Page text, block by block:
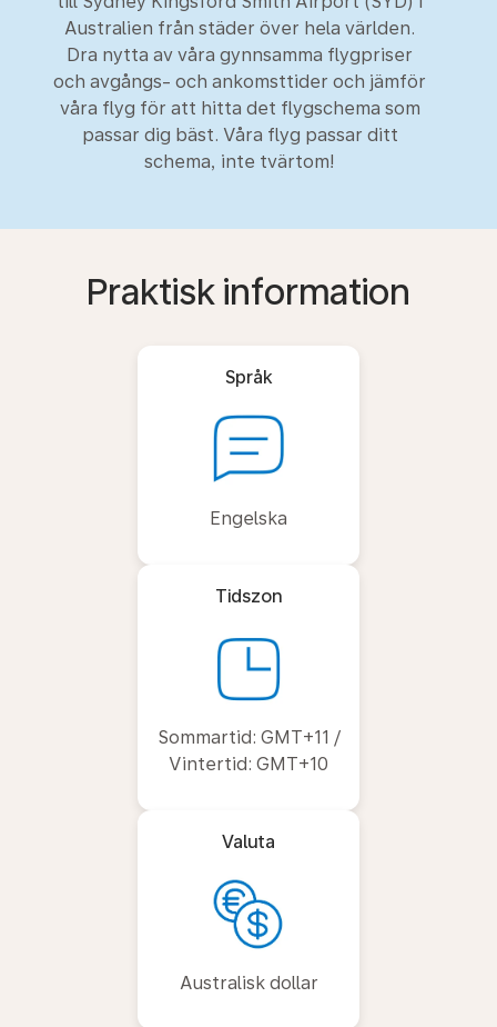
Australien från städer över hela världen.
Dra nytta av våra gynnsamma flygpriser
och avgångs- och ankomsttider och jämför
våra flyg för att hitta det flygschema som
passar dig bäst. Våra flyg passar ditt
schema, inte tvärtom!
Praktisk information
Språk
Engelska
Tidszon
Sommartid: GMT+11 /
Vintertid: GMT+10
Valuta
Australisk dollar